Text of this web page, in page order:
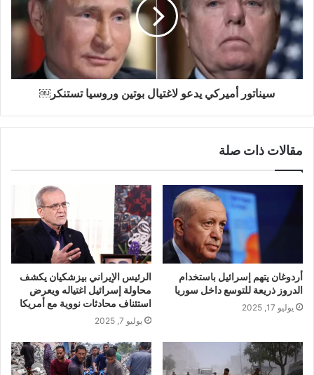
سيناتور أميركي يدعو لاغتيال بوتين وروسيا تستنكر￼
مقالات ذات صلة
أردوغان يتهم إسرائيل باستخدام
الدروز ذريعة للتوسع داخل سوريا
يوليو 17, 2025
الرئيس الإيراني بيزشكيان يكشف
محاولة إسرائيل اغتياله ويعرض
استئناف محادثات نووية مع أمريكا
يوليو 7, 2025